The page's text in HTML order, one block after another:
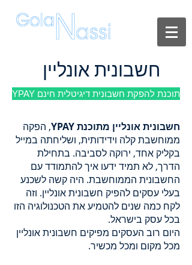
חשבונית
אונליין
חינם
הפקת
קבלה
אונליין
YPAY תוכנת להפקת חשבונית דיגיטלית חינם
חשבונית אונליין מתוכנת YPAY
, הפקה
ממוחשבת קלה וידידותית, ושליחתה במייל
בקליק אחד, ירוקה לסביבה. בתחילת
הדרך, לא תמיד ידעו איך להתמודד עם
החשבונית הממוחשבת. היה קשה לשכנע
בעלי עסקים להפיק חשבונית אונליין. וזה
לקח כמה שנים להטמיע את הטכנולוגיה הזו
בכל עסק בישראל.
היום רוב העסקים מפיקים חשבונית אונליין
מכל מקום ומכל מכשיר.